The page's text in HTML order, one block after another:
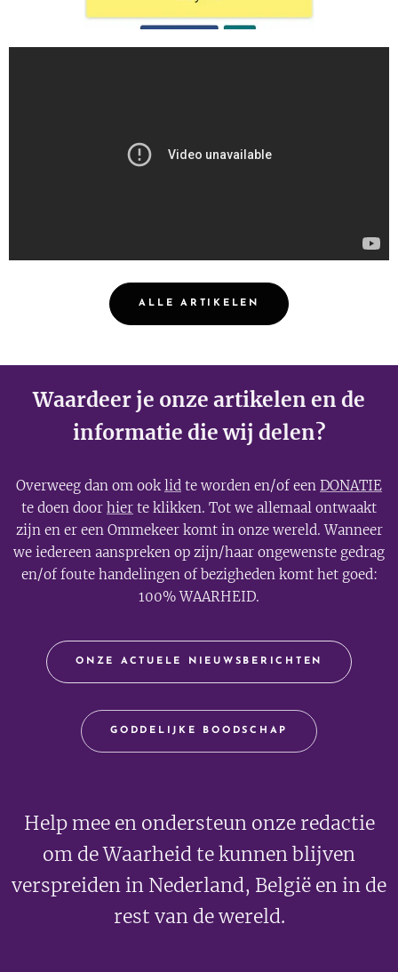
ALLE ARTIKELEN
Waardeer je onze artikelen en de
informatie die wij delen?
Overweeg dan om ooklid te worden en/of een DONATIE
te doen door hier te klikken. Tot we allemaal ontwaakt
zijn en er een Ommekeer komt in onze wereld. Wanneer
we iedereen aanspreken op zijn/haar ongewenste gedrag
en/of foute handelingen of bezigheden komt het goed:
100% WAARHEID.
ONZE ACTUELE NIEUWSBERICHTEN
GODDELIJKE BOODSCHAP
Help mee en ondersteun onze redactie
om de Waarheid te kunnen blijven
verspreiden in Nederland, België en in de
rest van de wereld.